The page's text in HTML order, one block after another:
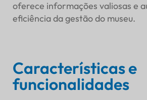
oferece informações valiosas e
eficiência da gestão do museu.
Características e
funcionalidades